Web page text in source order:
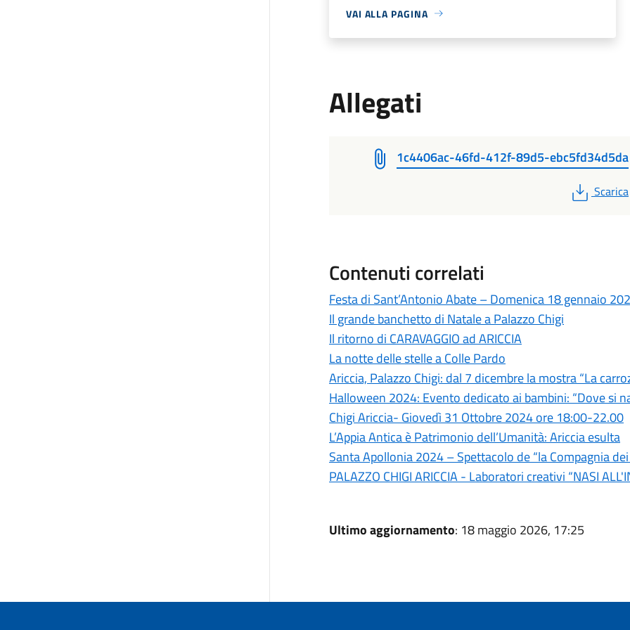
VAI ALLA PAGINA
Allegati
1c4406ac-46fd-412f-89d5-ebc5fd34d5da
PDF
Scarica
Contenuti correlati
Festa di Sant’Antonio Abate – Domenica 18 gennaio
Il grande banchetto di Natale a Palazzo Chigi
Il ritorno di CARAVAGGIO ad ARICCIA
La notte delle stelle a Colle Pardo
Ariccia, Palazzo Chigi: dal 7 dicembre la mostra “La
Halloween 2024: Evento dedicato ai bambini: “Dove si
Chigi Ariccia- Giovedì 31 Ottobre 2024 ore 18:00-22.00
L’Appia Antica è Patrimonio dell’Umanità: Ariccia esulta
Santa Apollonia 2024 – Spettacolo de “la Compagnia dei
PALAZZO CHIGI ARICCIA - Laboratori creativi “NASI
Ultimo aggiornamento: 18 maggio 2026, 17:25